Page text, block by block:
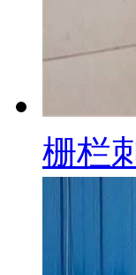
栅栏